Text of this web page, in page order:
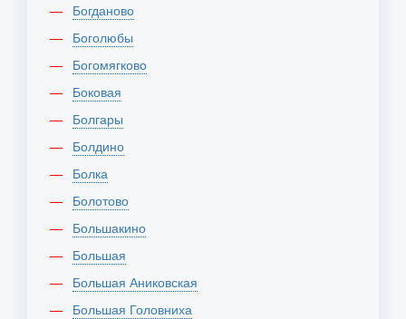
Богданово
Боголюбы
Богомягково
Боковая
Болгары
Болдино
Болка
Болотово
Большакино
Большая
Большая Аниковская
Большая Головниха